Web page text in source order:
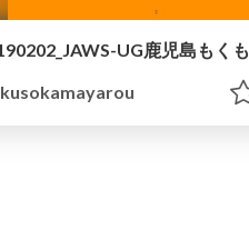
kusokamayarou